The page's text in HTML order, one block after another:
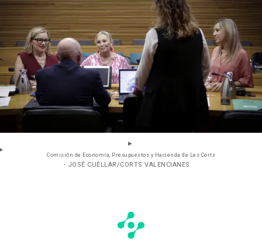
Comisión de Economía, Presupuestos y Hacienda de Les Corts
- JOSÉ CUÉLLAR/CORTS VALENCIANES